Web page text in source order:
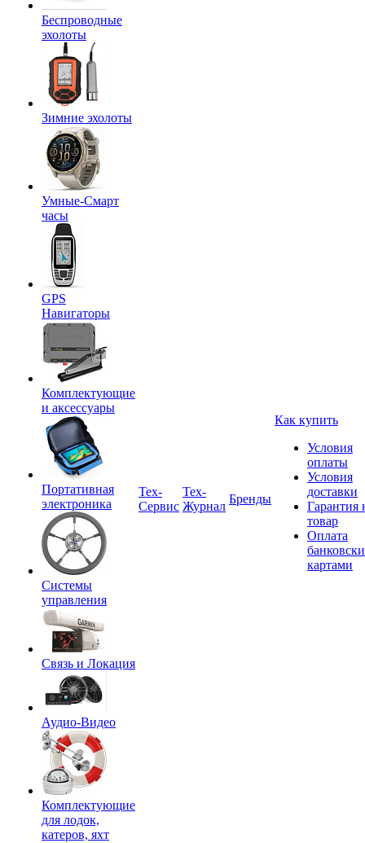
Беспроводные
эхолоты
Зимние эхолоты
Умные-Смарт
часы
GPS
Навигаторы
Комплектующие
и аксессуары
Портативная
электроника
Системы
управления
Связь и Локация
Аудио-Видео
Комплектующие
для лодок,
катеров, яхт
Tex-
Сервис
Тех-
Журнал
Бренды
Как купить
Условия
оплаты
Условия
доставки
Гарантия
товар
Оплата
картами